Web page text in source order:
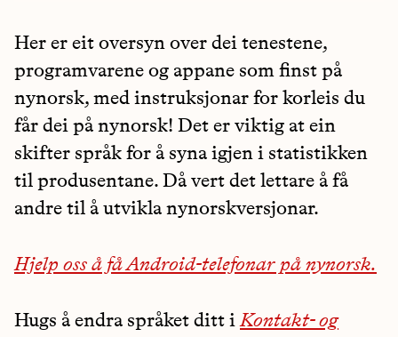
Her er eit oversyn over dei tenestene,
programvarene og appane som finst på
nynorsk, med instruksjonar for korleis du
får dei på nynorsk! Det er viktig at ein
skifter språk for å syna igjen i statistikken
til produsentane. Då vert det lettare å få
andre til å utvikla nynorskversjonar.
Hjelp oss å få Android-telefonar på nynorsk.
Hugs å endra språket ditt iKontakt- og